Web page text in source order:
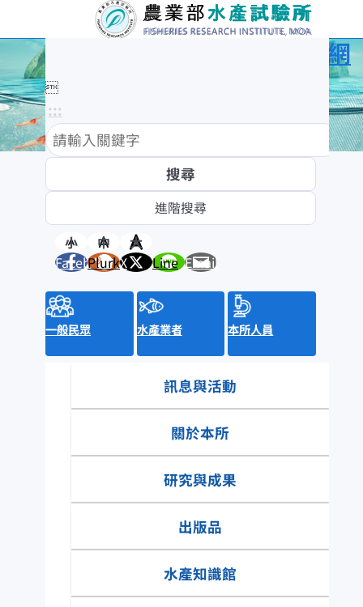
農業部水產試驗所全球資訊網

:::
小 中
大
Facebook
PlurkX Line Email
一般民眾 水產業者 本所人員
訊息與活動
關於本所
研究與成果
出版品
水產知識館
:::
訊息與活動
消息公布 新聞稿
水產新聞提要招標資訊
來函照登 就業資訊